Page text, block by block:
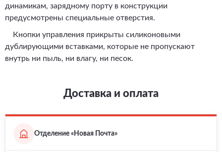
динамикам, зарядному порту в конструкции
предусмотрены специальные отверстия.
Кнопки управления прикрыты силиконовыми
дублирующими вставками, которые не пропускают
внутрь ни пыль, ни влагу, ни песок.
Доставка и оплата
Отделение «Новая Почта»